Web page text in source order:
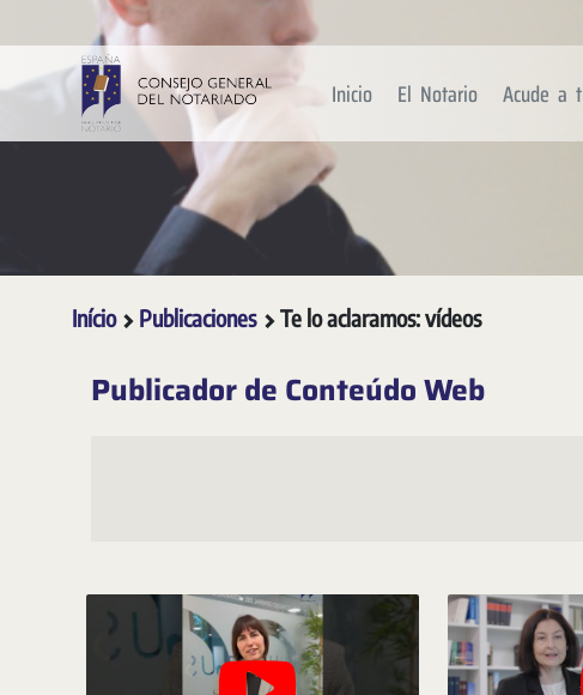
Pular para o Conteúdo principal
Inicio El Notario Acude a
Início Publicaciones Te lo aclaramos: vídeos
Publicador de Conteúdo Web